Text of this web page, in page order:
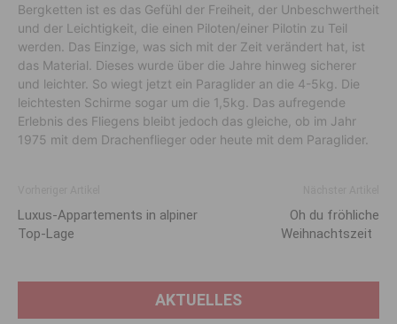
Bergketten ist es das Gefühl der Freiheit, der Unbeschwertheit
und der Leichtigkeit, die einen Piloten/einer Pilotin zu Teil
werden. Das Einzige, was sich mit der Zeit verändert hat, ist
das Material. Dieses wurde über die Jahre hinweg sicherer
und leichter. So wiegt jetzt ein Paraglider an die 4-5kg. Die
leichtesten Schirme sogar um die 1,5kg. Das aufregende
Erlebnis des Fliegens bleibt jedoch das gleiche, ob im Jahr
1975 mit dem Drachenflieger oder heute mit dem Paraglider.
Luxus-Appartements in alpiner
Top-Lage
Oh du fröhliche
Weihnachtszeit
AKTUELLES